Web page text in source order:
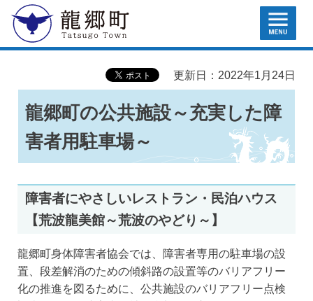
龍郷町 MENU
更新日：2022年1月24日
龍郷町の公共施設～充実した障
害者用駐車場～
障害者にやさしいレストラン・民泊ハウス
【荒波龍美館～荒波のやどり～】
龍郷町身体障害者協会では、障害者専用の駐車場の設
置、段差解消のための傾斜路の設置等のバリアフリー
化の推進を図るために、公共施設のバリアフリー点検